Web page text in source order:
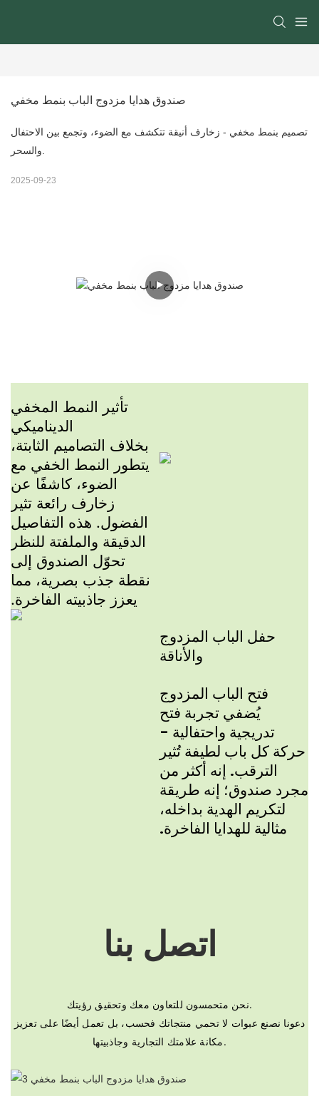
صندوق هدايا مزدوج الباب بنمط مخفي
تصميم بنمط مخفي - زخارف أنيقة تتكشف مع الضوء، وتجمع بين الاحتفال
والسحر.
2025-09-23
تأثير النمط المخفي
الديناميكي
بخلاف التصاميم الثابتة،
يتطور النمط الخفي مع
الضوء، كاشفًا عن
زخارف رائعة تثير
الفضول. هذه التفاصيل
الدقيقة والملفتة للنظر
تحوّل الصندوق إلى
نقطة جذب بصرية، مما
يعزز جاذبيته الفاخرة.
حفل الباب المزدوج
والأناقة
فتح الباب المزدوج
يُضفي تجربة فتح
تدريجية واحتفالية -
حركة كل باب لطيفة تُثير
الترقب. إنه أكثر من
مجرد صندوق؛ إنه طريقة
لتكريم الهدية بداخله،
مثالية للهدايا الفاخرة.
اتصل بنا
نحن متحمسون للتعاون معك وتحقيق رؤيتك.
دعونا نصنع عبوات لا تحمي منتجاتك فحسب، بل تعمل أيضًا على تعزيز
مكانة علامتك التجارية وجاذبيتها.